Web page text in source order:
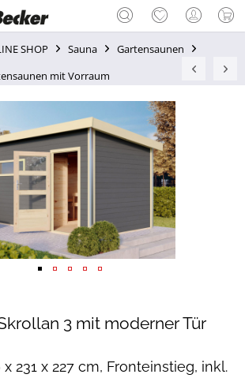
SHOP Sauna
Gartensaunen
mit Vorraum
3 mit moderner Tür
x 231 x 227 cm, Fronteinstieg, inkl.